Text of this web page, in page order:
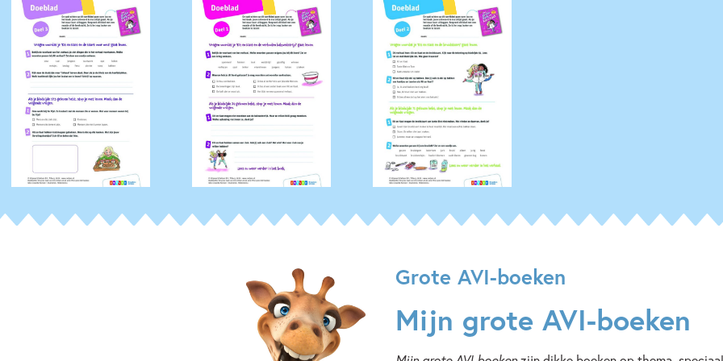
Grote AVI-boeken
Mijn grote AVI-boeken